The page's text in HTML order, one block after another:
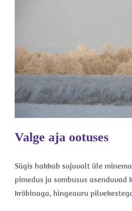
Valge aja
Valge aja ootuses
Sügis hakkab sujuvalt üle
pimedus ja sombusus asenduvad
krõbinaga, hingeauru